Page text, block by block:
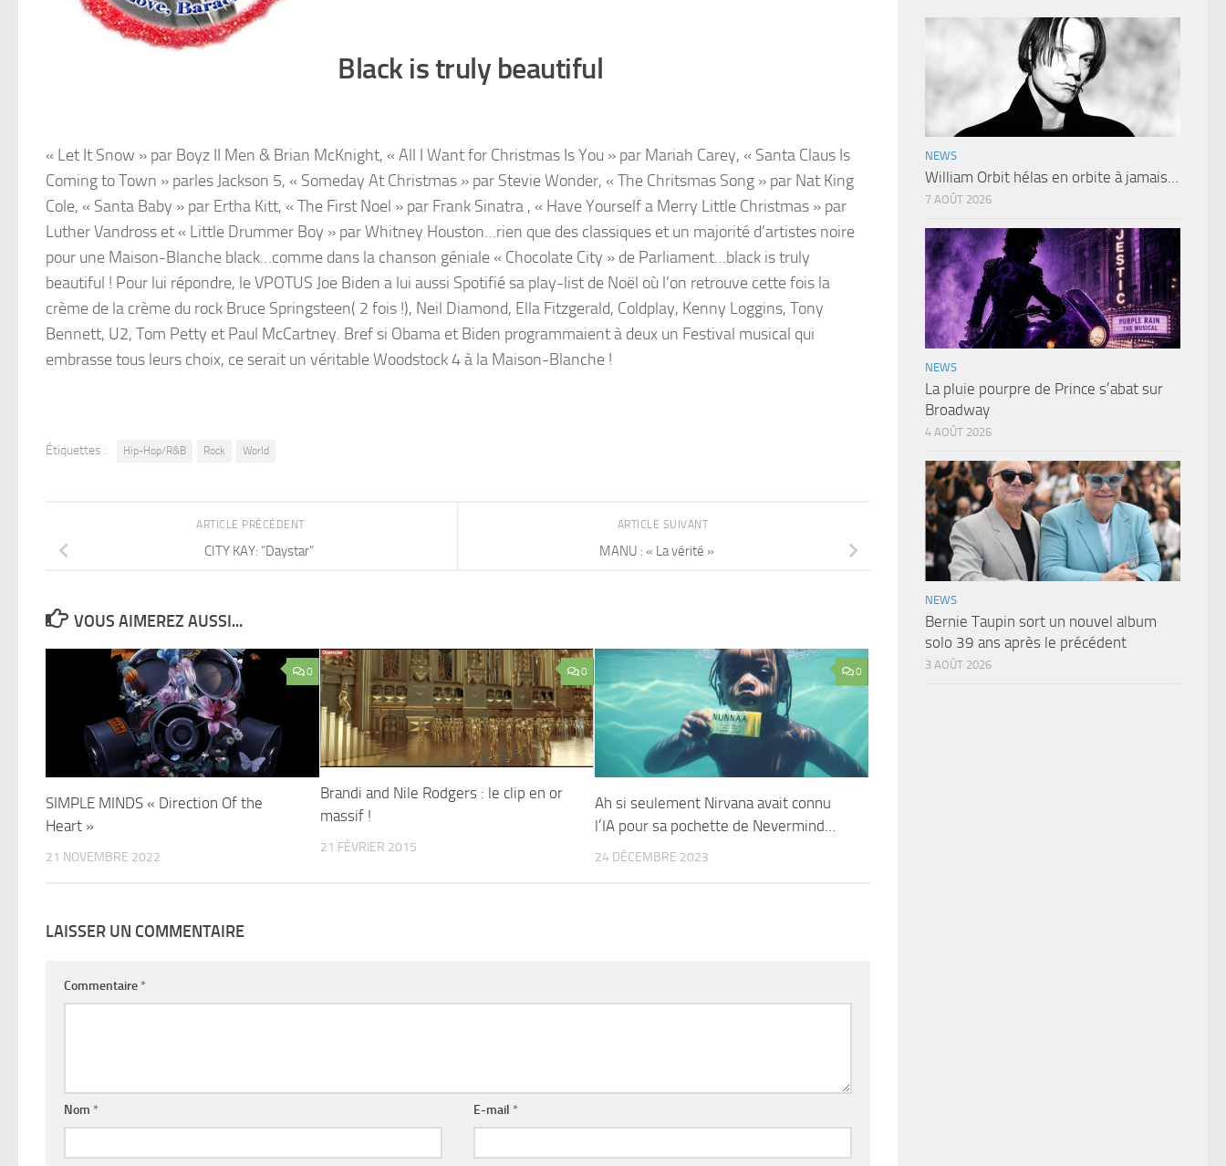
Black is truly beautiful
« Let It Snow » par Boyz II Men & Brian McKnight, « All I Want for Christmas Is You » par Mariah Carey, « Santa Claus Is
Coming to Town » parles Jackson 5, « Someday At Christmas » par Stevie Wonder, « The Chritsmas Song » par Nat King
Cole, « Santa Baby » par Ertha Kitt, « The First Noel » par Frank Sinatra , « Have Yourself a Merry Little Christmas » par
Luther Vandross et « Little Drummer Boy » par Whitney Houston…rien que des classiques et un majorité d’artistes noire
pour une Maison-Blanche black…comme dans la chanson géniale « Chocolate City » de Parliament…black is truly
beautiful ! Pour lui répondre, le VPOTUS Joe Biden a lui aussi Spotifié sa play-list de Noël où l’on retrouve cette fois la
crème de la crème du rock Bruce Springsteen( 2 fois !), Neil Diamond, Ella Fitzgerald, Coldplay, Kenny Loggins, Tony
Bennett, U2, Tom Petty et Paul McCartney. Bref si Obama et Biden programmaient à deux un Festival musical qui
embrasse tous leurs choix, ce serait un véritable Woodstock 4 à la Maison-Blanche !
Étiquettes : Hip-Hop/R&B Rock World
ARTICLE SUIVANT
MANU : « La vérité »
ARTICLE PRÉCÉDENT
CITY KAY: “Daystar”
VOUS AIMEREZ AUSSI...
0
SIMPLE MINDS « Direction Of the
Heart »
21 NOVEMBRE 2022
0
Brandi and Nile Rodgers : le clip en or
massif !
21 FÉVRIER 2015
0
Ah si seulement Nirvana avait connu
l’IA pour sa pochette de Nevermind…
24 DÉCEMBRE 2023
LAISSER UN COMMENTAIRE
Commentaire*
Nom * E-mail*
NEWS
William Orbit hélas en orbite à jamais…
7 AOÛT 2026
NEWS
La pluie pourpre de Prince s’abat sur
Broadway
4 AOÛT 2026
NEWS
Bernie Taupin sort un nouvel album
solo 39 ans après le précédent
3 AOÛT 2026